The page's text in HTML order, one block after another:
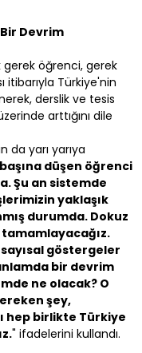
Devrim
gerek öğrenci, gerek
itibarıyla Türkiye'nin
derslik ve tesis
arttığını dile
da yarı yarıya
düşen öğrenci
Şu an sistemde
yaklaşık
durumda. Dokuz
tamamlayacağız.
sayısal göstergeler
bir devrim
ne olacak? O
şey,
hep birlikte Türkiye
" ifadelerini kullandı.